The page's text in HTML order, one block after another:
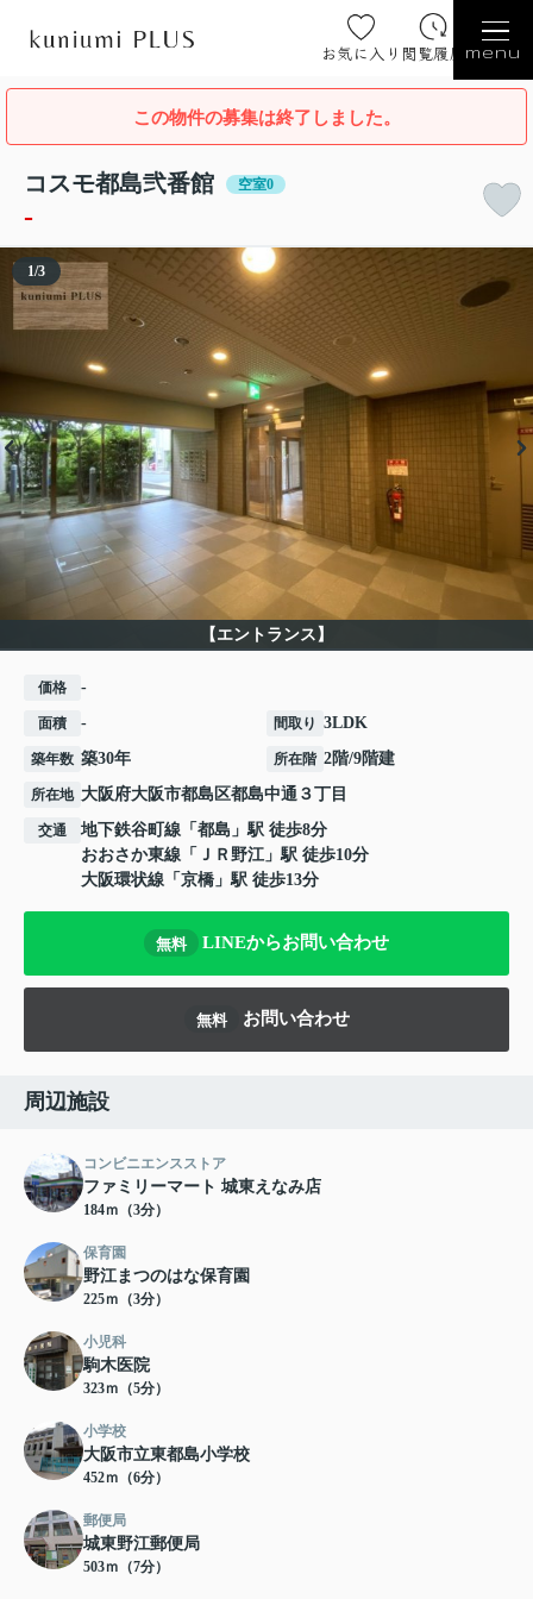
お気に入り 閲覧履歴 menu
この物件の募集は終了しました。
コスモ都島弐番館 空室0
-
【エントランス】
1/3
価格 -
面積 - 間取り 3LDK
築年数 築30年 所在階 2階/9階建
所在地 大阪府大阪市都島区都島中通 ３丁目
交通 地下鉄谷町線 「 都島 」駅 徒歩8分
おおさか東線 「 ＪＲ野江 」駅 徒歩10分
大阪環状線 「 京橋 」駅 徒歩13分
無料 LINEからお問い合わせ
無料 お問い合わせ
周辺施設
コンビニエンスストア
ファミリーマート 城東えなみ店
184ｍ（3分）
保育園
野江まつのはな保育園
225ｍ（3分）
小児科
駒木医院
323ｍ（5分）
小学校
大阪市立東都島小学校
452ｍ（6分）
郵便局
城東野江郵便局
503ｍ（7分）